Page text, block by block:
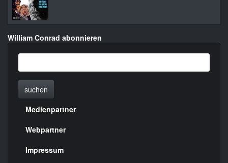
William Conrad abonnieren
suchen
Menülinks
rechte
Seite
Medienpartner
Webpartner
Impressum